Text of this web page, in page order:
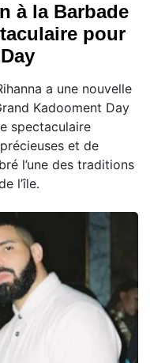
à la Barbade
pour
a une nouvelle
Kadooment Day
spectaculaire
et de
l’une des traditions
l’île.